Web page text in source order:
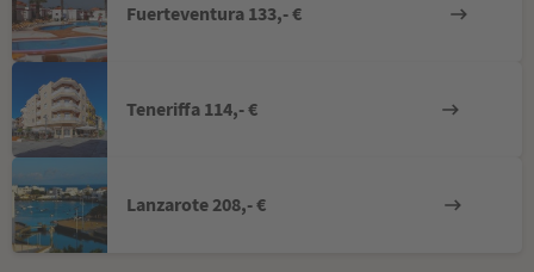
Fuerteventura 133,- €
Teneriffa 114,- €
Lanzarote 208,- €